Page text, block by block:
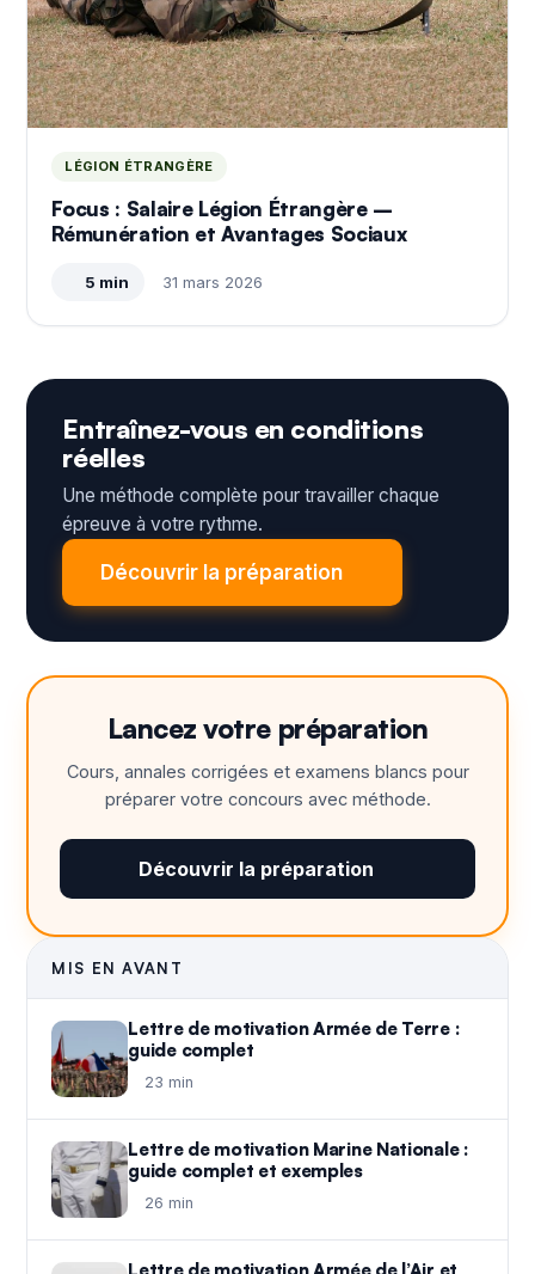
LÉGION ÉTRANGÈRE
Focus : Salaire Légion Étrangère –
Rémunération et Avantages Sociaux
5 min 31 mars 2026
Entraînez-vous en conditions
réelles
Une méthode complète pour travailler chaque
épreuve à votre rythme.
Découvrir la préparation
Lancez votre préparation
Cours, annales corrigées et examens blancs pour
préparer votre concours avec méthode.
Découvrir la préparation
MIS EN AVANT
Lettre de motivation Armée de Terre :
guide complet
23 min
Lettre de motivation Marine Nationale :
guide complet et exemples
26 min